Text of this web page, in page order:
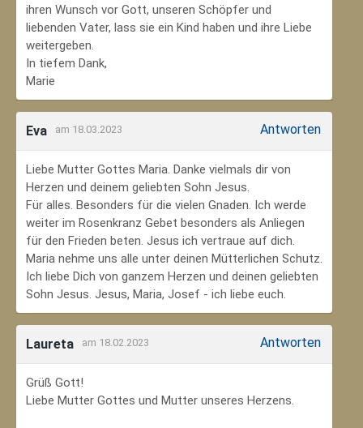
ihren Wunsch vor Gott, unseren Schöpfer und
liebenden Vater, lass sie ein Kind haben und ihre Liebe
weitergeben.
In tiefem Dank,
Marie
Eva am 18.03.2023 Antworten
Liebe Mutter Gottes Maria. Danke vielmals dir von
Herzen und deinem geliebten Sohn Jesus.
Für alles. Besonders für die vielen Gnaden. Ich werde
weiter im Rosenkranz Gebet besonders als Anliegen
für den Frieden beten. Jesus ich vertraue auf dich.
Maria nehme uns alle unter deinen Mütterlichen Schutz.
Ich liebe Dich von ganzem Herzen und deinen geliebten
Sohn Jesus. Jesus, Maria, Josef - ich liebe euch.
Laureta am 18.02.2023 Antworten
Grüß Gott!
Liebe Mutter Gottes und Mutter unseres Herzens.